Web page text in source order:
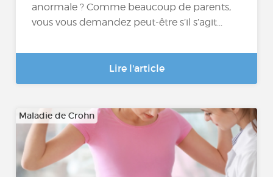
anormale ? Comme beaucoup de parents,
vous vous demandez peut-être s’il s’agit...
Lire l'article
Maladie de Crohn